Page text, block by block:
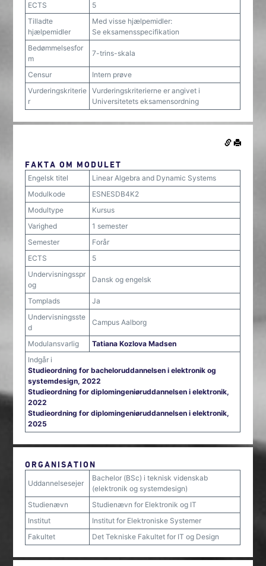
ECTS
5
Tilladte
hjælpemidler
Med visse hjælpemidler:
Se eksamensspecifikation
Bedømmelsesfor
m
7-trins-skala
Censur
Intern prøve
Vurderingskriterie
r
Vurderingskriterierne er angivet i
Universitetets eksamensordning
FAKTA OM MODULET
Engelsk titel
Linear Algebra and Dynamic Systems
Modulkode
ESNESDB4K2
Modultype
Kursus
Varighed
1 semester
Semester
Forår
ECTS
5
Undervisningsspr
og
Dansk og engelsk
Tomplads
Ja
Undervisningsste
d
Campus Aalborg
Modulansvarlig
Tatiana Kozlova Madsen
Indgår i
Studieordning for bacheloruddannelsen i elektronik og
systemdesign, 2022
Studieordning for diplomingeniøruddannelsen i elektronik,
2022
Studieordning for diplomingeniøruddannelsen i elektronik,
2025
ORGANISATION
Uddannelsesejer
Bachelor (BSc) i teknisk videnskab
(elektronik og systemdesign)
Studienævn
Studienævn for Elektronik og IT
Institut
Institut for Elektroniske Systemer
Fakultet
Det Tekniske Fakultet for IT og Design